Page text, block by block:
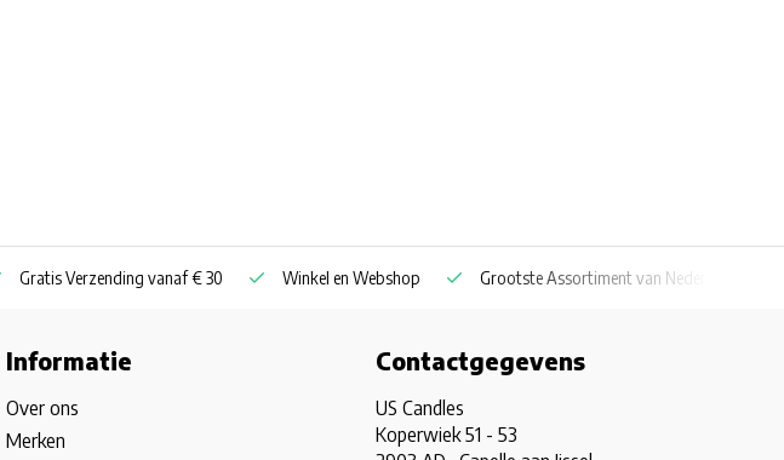
Gratis Verzending vanaf € 30 Winkel en Webshop Grootste Assortiment van Nederland &
Informatie
Over ons
Merken
Contactgegevens
US Candles
Koperwiek 51 - 53